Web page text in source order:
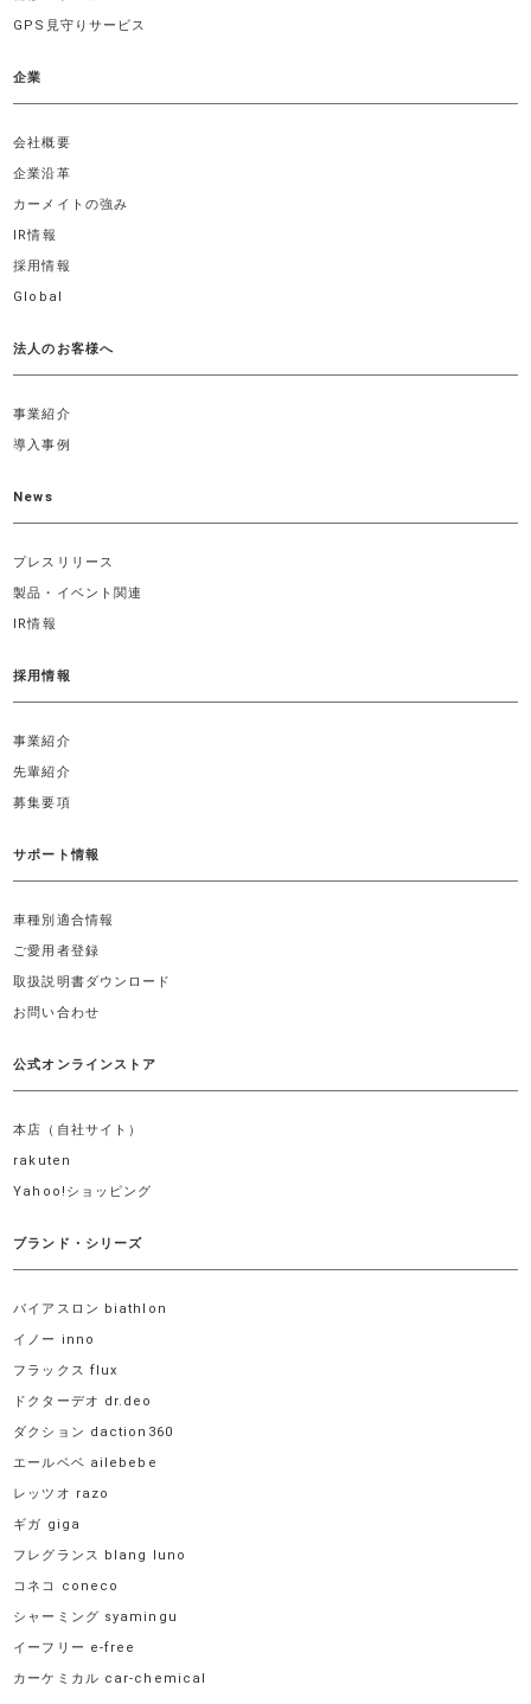
GPS見守りサービス
企業
会社概要
企業沿革
カーメイトの強み
IR情報
採用情報
Global
法人のお客様へ
事業紹介
導入事例
News
プレスリリース
製品・イベント関連
IR情報
採用情報
事業紹介
先輩紹介
募集要項
サポート情報
車種別適合情報
ご愛用者登録
取扱説明書ダウンロード
お問い合わせ
公式オンラインストア
本店（自社サイト）
rakuten
Yahoo!ショッピング
ブランド・シリーズ
バイアスロン biathlon
イノー inno
フラックス flux
ドクターデオ dr.deo
ダクション daction360
エールベベ ailebebe
レッツオ razo
ギガ giga
フレグランス blang luno
コネコ coneco
シャーミング syamingu
イーフリー e-free
カーケミカル car-chemical